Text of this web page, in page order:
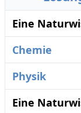
Eine
Chemie
Physik
Eine